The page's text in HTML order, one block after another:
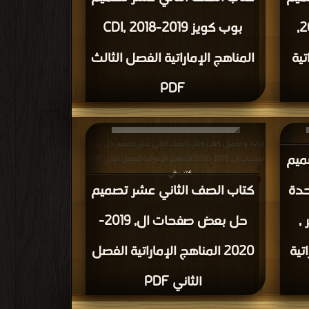
بوب كويز CDI, 2018-2019
المناهج الإماراتية الفصل الثالث
PDF
امتحان بوب كويز عام2019,
كتاب الصف الثاني عشر تصميم
حل بعض صفحات ال, 2019-
2020 المناهج الإماراتية الفصل
الثاني PDF
قراءة و تحميل كتاب كتاب الصف الثاني عشر تصميم حل بعض
مجانا | مكتبة >كتب في| التحميل : مرة/مرات
,
حل